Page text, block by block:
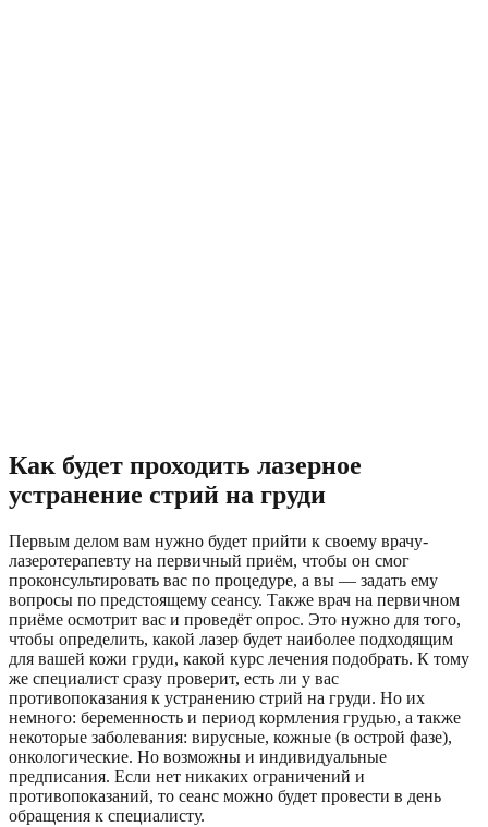
Как будет проходить лазерное
устранение стрий на груди
Первым делом вам нужно будет прийти к своему врачу-
лазеротерапевту на первичный приём, чтобы он смог
проконсультировать вас по процедуре, а вы — задать ему
вопросы по предстоящему сеансу. Также врач на первичном
приёме осмотрит вас и проведёт опрос. Это нужно для того,
чтобы определить, какой лазер будет наиболее подходящим
для вашей кожи груди, какой курс лечения подобрать. К тому
же специалист сразу проверит, есть ли у вас
противопоказания к устранению стрий на груди. Но их
немного: беременность и период кормления грудью, а также
некоторые заболевания: вирусные, кожные (в острой фазе),
онкологические. Но возможны и индивидуальные
предписания. Если нет никаких ограничений и
противопоказаний, то сеанс можно будет провести в день
обращения к специалисту.